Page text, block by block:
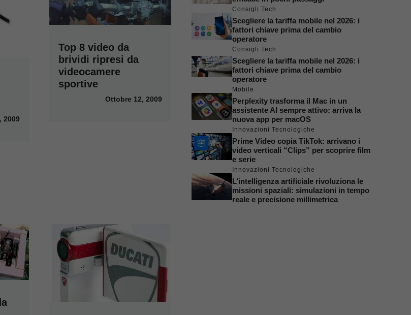
2009
Top 8 video da
brividi ripresi da
videocamere
sportive
Ottobre 12, 2009
Consigli Tech
Scegliere la tariffa mobile nel 2026: i
fattori chiave prima del cambio
operatore
Consigli Tech
Scegliere la tariffa mobile nel 2026: i
fattori chiave prima del cambio
operatore
Mobile
Perplexity trasforma il Mac in un
assistente AI sempre attivo: arriva la
nuova app per macOS
Innovazioni Tecnologiche
Prime Video copia TikTok: arrivano i
video verticali “Clips” per scoprire film
e serie
Innovazioni Tecnologiche
L’intelligenza artificiale rivoluziona le
missioni spaziali: simulazioni in tempo
reale e precisione millimetrica